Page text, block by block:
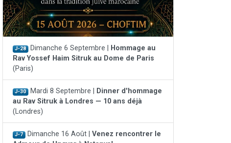
J-28 Dimanche 6 Septembre |
Hommage au
Rav Yossef Haim Sitruk au Dome de Paris
(Paris)
J-30 Mardi 8 Septembre |
Dinner d'hommage
au Rav Sitruk à Londres — 10 ans déjà
(Londres)
J-7 Dimanche 16 Août | Venez rencontrer le